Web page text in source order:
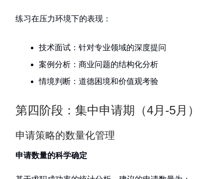
练习在压力环境下的表现：
技术面试：针对专业领域的深度提问
案例分析：商业问题的结构化分析
情境判断：道德困境和价值观考验
第四阶段：集中申请期（4月-5月）
申请策略的数量化管理
申请数量的科学确定